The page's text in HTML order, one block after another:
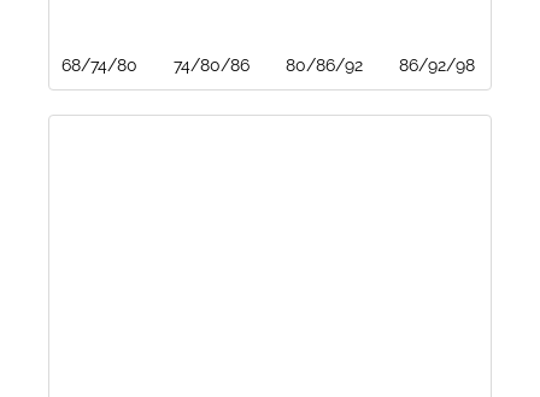
68/74/80 74/80/86 80/86/92 86/92/98